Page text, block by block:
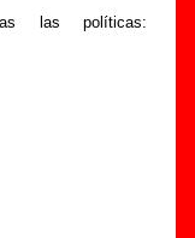
las políticas: